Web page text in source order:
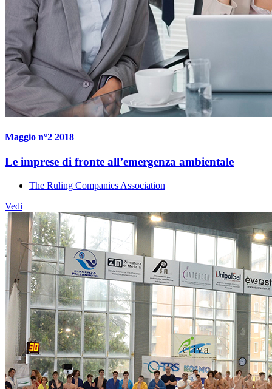
Maggio n°2 2018
Le imprese di fronte all’emergenza ambientale
The Ruling Companies Association
Vedi